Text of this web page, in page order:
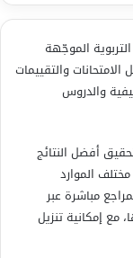
الموجّهة
الامتحانات والتقييمات
والدروس
أفضل النتائج
الموارد
مباشرة عبر
مع إمكانية تنزيل